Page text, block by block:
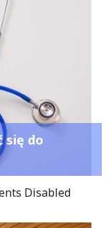
się do
Disabled